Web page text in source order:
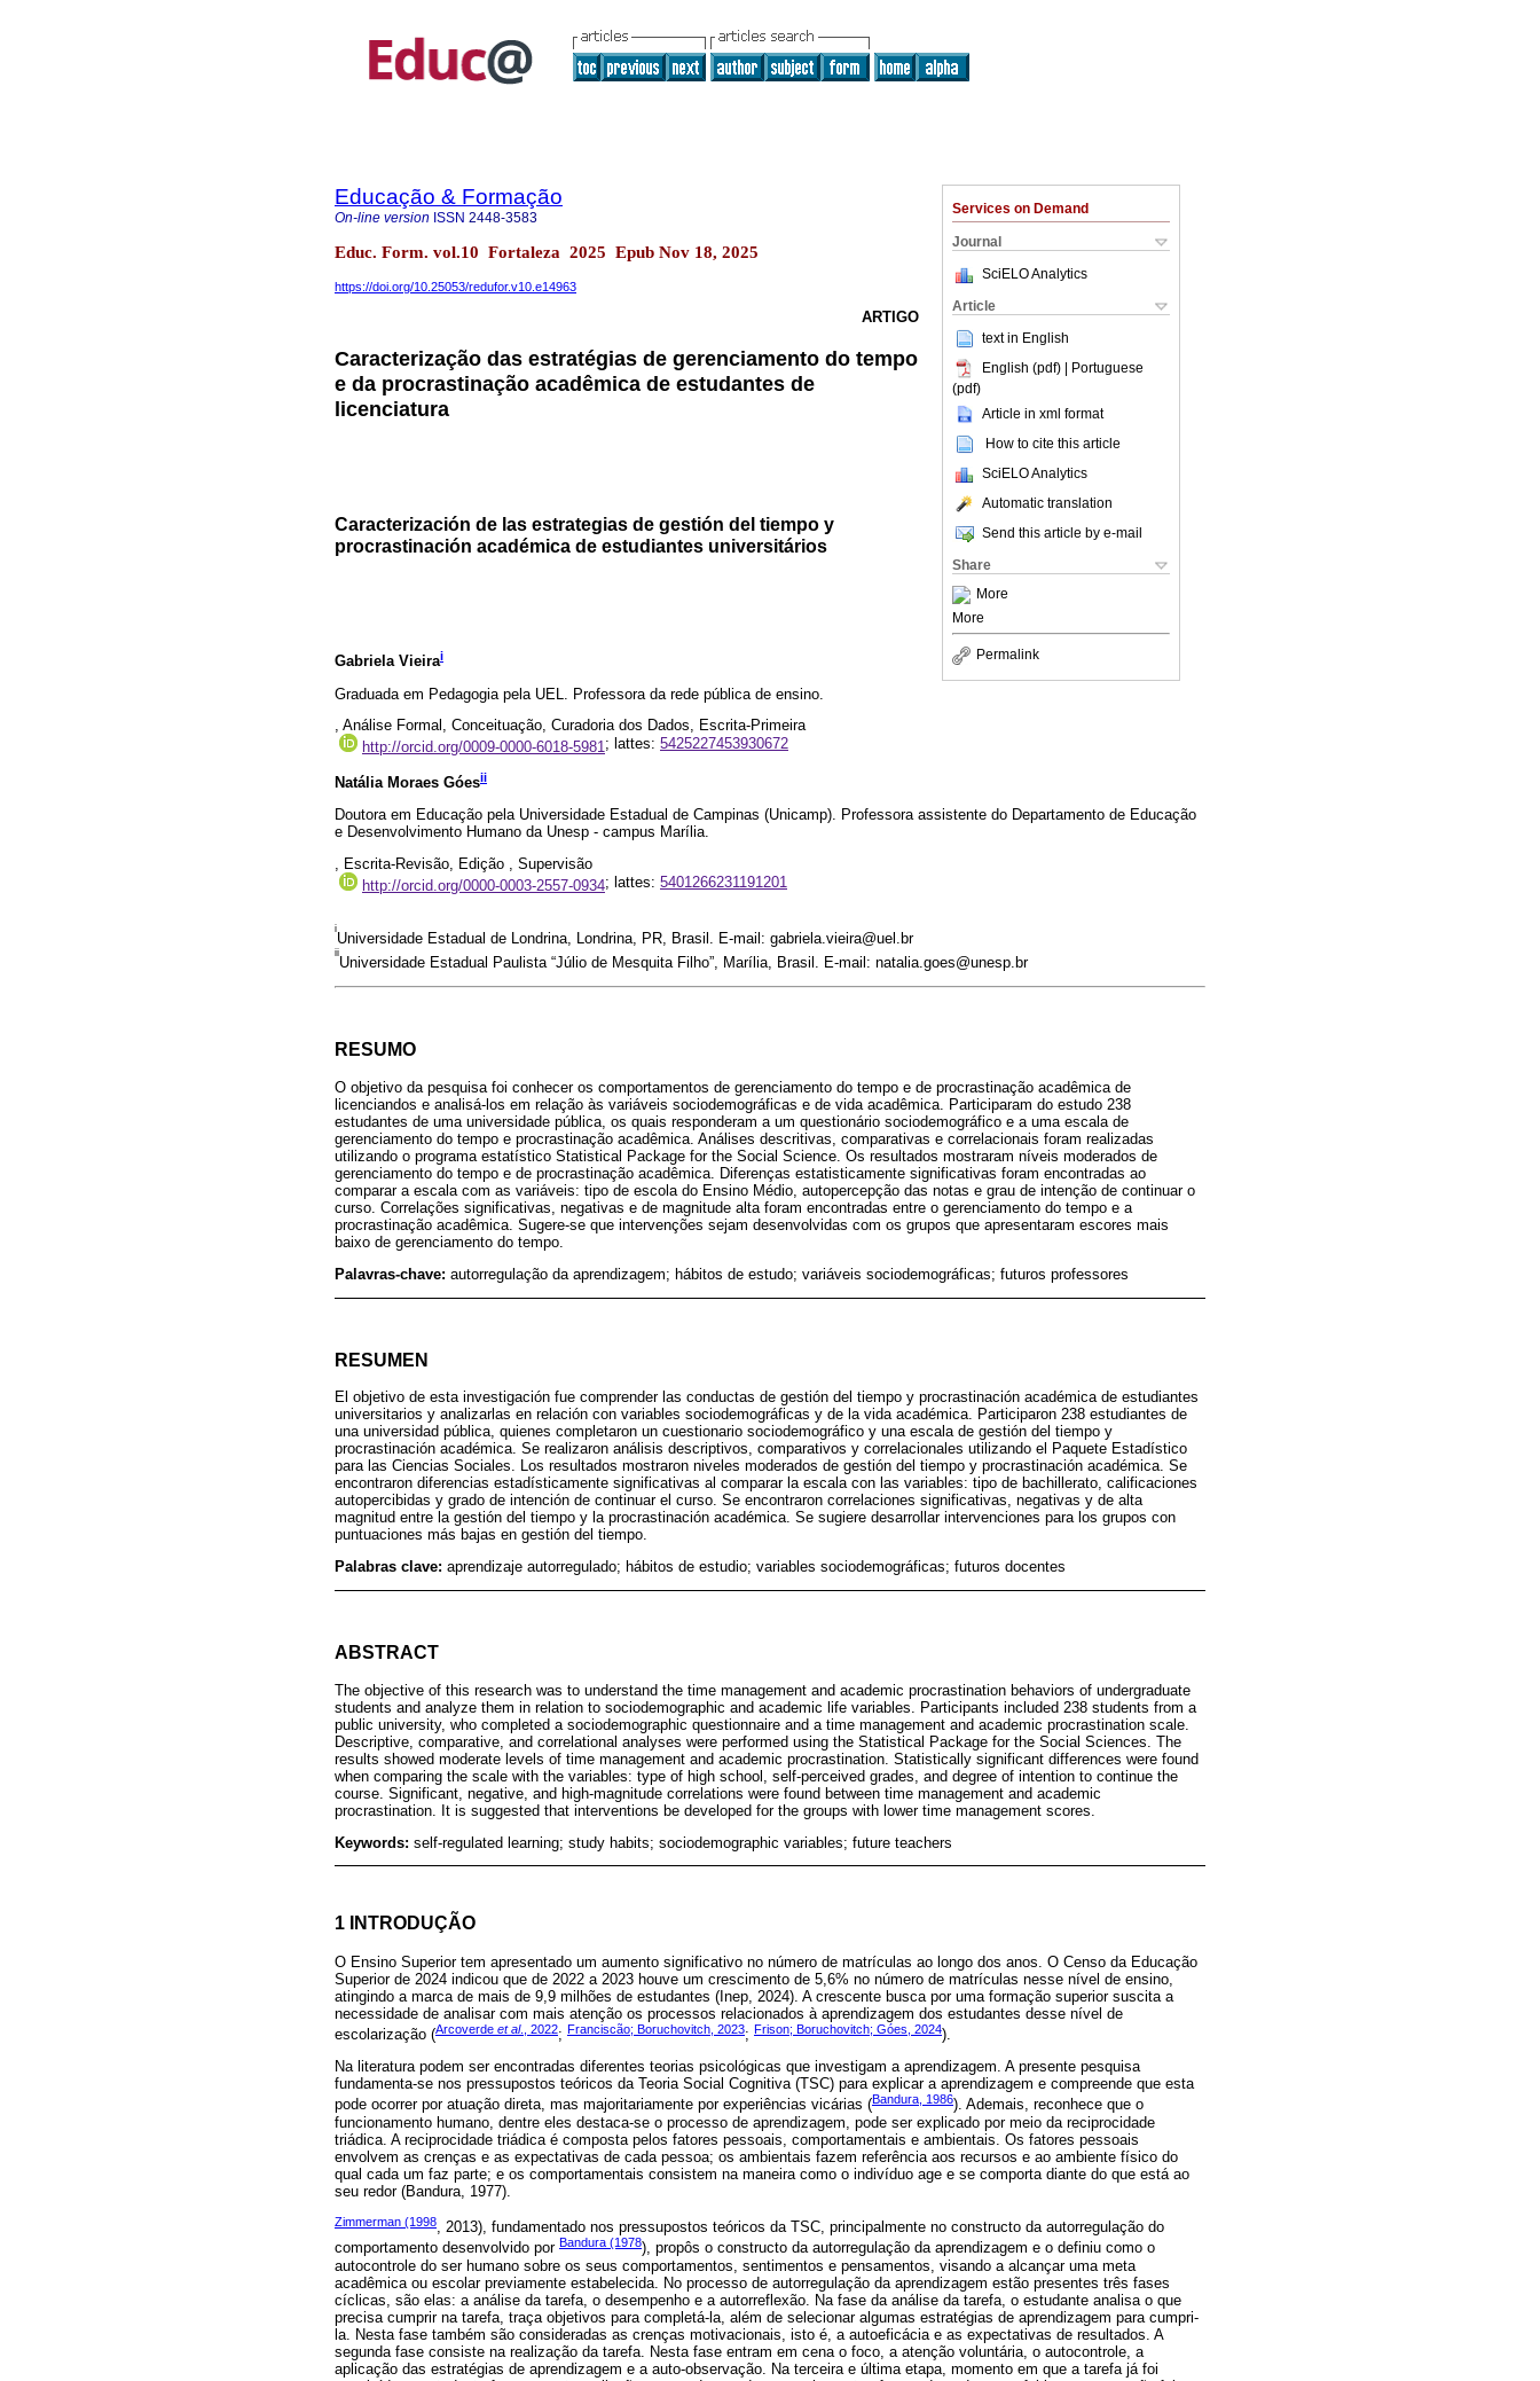
Services on Demand
Journal
SciELO Analytics
Article
text in English
English (pdf) | Portuguese
(pdf)
Article in xml format
How to cite this article
SciELO Analytics
Automatic translation
Send this article by e-mail
Share
More
More
Permalink
Educação & Formação
On-line version ISSN 2448-3583
Educ. Form. vol.10 Fortaleza 2025 Epub Nov 18, 2025
https://doi.org/10.25053/redufor.v10.e14963
ARTIGO
Caracterização das estratégias de gerenciamento do tempo
e da procrastinação acadêmica de estudantes de
licenciatura
Caracterización de las estrategias de gestión del tiempo y
procrastinación académica de estudiantes universitários
Gabriela Vieirai
Graduada em Pedagogia pela UEL. Professora da rede pública de ensino.
, Análise Formal, Conceituação, Curadoria dos Dados, Escrita-Primeira
http://orcid.org/0009-0000-6018-5981; lattes: 5425227453930672
Natália Moraes Góesii
Doutora em Educação pela Universidade Estadual de Campinas (Unicamp). Professora assistente do Departamento de Educação
e Desenvolvimento Humano da Unesp - campus Marília.
, Escrita-Revisão, Edição , Supervisão
http://orcid.org/0000-0003-2557-0934; lattes: 5401266231191201
i
Universidade Estadual de Londrina, Londrina, PR, Brasil. E-mail: gabriela.vieira@uel.br
ii
Universidade Estadual Paulista “Júlio de Mesquita Filho”, Marília, Brasil. E-mail: natalia.goes@unesp.br
RESUMO
O objetivo da pesquisa foi conhecer os comportamentos de gerenciamento do tempo e de procrastinação acadêmica de
licenciandos e analisá-los em relação às variáveis sociodemográficas e de vida acadêmica. Participaram do estudo 238
estudantes de uma universidade pública, os quais responderam a um questionário sociodemográfico e a uma escala de
gerenciamento do tempo e procrastinação acadêmica. Análises descritivas, comparativas e correlacionais foram realizadas
utilizando o programa estatístico Statistical Package for the Social Science. Os resultados mostraram níveis moderados de
gerenciamento do tempo e de procrastinação acadêmica. Diferenças estatisticamente significativas foram encontradas ao
comparar a escala com as variáveis: tipo de escola do Ensino Médio, autopercepção das notas e grau de intenção de continuar o
curso. Correlações significativas, negativas e de magnitude alta foram encontradas entre o gerenciamento do tempo e a
procrastinação acadêmica. Sugere-se que intervenções sejam desenvolvidas com os grupos que apresentaram escores mais
baixo de gerenciamento do tempo.
Palavras-chave: autorregulação da aprendizagem; hábitos de estudo; variáveis sociodemográficas; futuros professores
RESUMEN
El objetivo de esta investigación fue comprender las conductas de gestión del tiempo y procrastinación académica de estudiantes
universitarios y analizarlas en relación con variables sociodemográficas y de la vida académica. Participaron 238 estudiantes de
una universidad pública, quienes completaron un cuestionario sociodemográfico y una escala de gestión del tiempo y
procrastinación académica. Se realizaron análisis descriptivos, comparativos y correlacionales utilizando el Paquete Estadístico
para las Ciencias Sociales. Los resultados mostraron niveles moderados de gestión del tiempo y procrastinación académica. Se
encontraron diferencias estadísticamente significativas al comparar la escala con las variables: tipo de bachillerato, calificaciones
autopercibidas y grado de intención de continuar el curso. Se encontraron correlaciones significativas, negativas y de alta
magnitud entre la gestión del tiempo y la procrastinación académica. Se sugiere desarrollar intervenciones para los grupos con
puntuaciones más bajas en gestión del tiempo.
Palabras clave: aprendizaje autorregulado; hábitos de estudio; variables sociodemográficas; futuros docentes
ABSTRACT
The objective of this research was to understand the time management and academic procrastination behaviors of undergraduate
students and analyze them in relation to sociodemographic and academic life variables. Participants included 238 students from a
public university, who completed a sociodemographic questionnaire and a time management and academic procrastination scale.
Descriptive, comparative, and correlational analyses were performed using the Statistical Package for the Social Sciences. The
results showed moderate levels of time management and academic procrastination. Statistically significant differences were found
when comparing the scale with the variables: type of high school, self-perceived grades, and degree of intention to continue the
course. Significant, negative, and high-magnitude correlations were found between time management and academic
procrastination. It is suggested that interventions be developed for the groups with lower time management scores.
Keywords: self-regulated learning; study habits; sociodemographic variables; future teachers
1 INTRODUÇÃO
O Ensino Superior tem apresentado um aumento significativo no número de matrículas ao longo dos anos. O Censo da Educação
Superior de 2024 indicou que de 2022 a 2023 houve um crescimento de 5,6% no número de matrículas nesse nível de ensino,
atingindo a marca de mais de 9,9 milhões de estudantes (Inep, 2024). A crescente busca por uma formação superior suscita a
necessidade de analisar com mais atenção os processos relacionados à aprendizagem dos estudantes desse nível de
escolarização (Arcoverde et al., 2022; Franciscão; Boruchovitch, 2023; Frison; Boruchovitch; Góes, 2024).
Na literatura podem ser encontradas diferentes teorias psicológicas que investigam a aprendizagem. A presente pesquisa
fundamenta-se nos pressupostos teóricos da Teoria Social Cognitiva (TSC) para explicar a aprendizagem e compreende que esta
pode ocorrer por atuação direta, mas majoritariamente por experiências vicárias (Bandura, 1986). Ademais, reconhece que o
funcionamento humano, dentre eles destaca-se o processo de aprendizagem, pode ser explicado por meio da reciprocidade
triádica. A reciprocidade triádica é composta pelos fatores pessoais, comportamentais e ambientais. Os fatores pessoais
envolvem as crenças e as expectativas de cada pessoa; os ambientais fazem referência aos recursos e ao ambiente físico do
qual cada um faz parte; e os comportamentais consistem na maneira como o indivíduo age e se comporta diante do que está ao
seu redor (Bandura, 1977).
Zimmerman (1998, 2013), fundamentado nos pressupostos teóricos da TSC, principalmente no constructo da autorregulação do
comportamento desenvolvido por Bandura (1978), propôs o constructo da autorregulação da aprendizagem e o definiu como o
autocontrole do ser humano sobre os seus comportamentos, sentimentos e pensamentos, visando a alcançar uma meta
acadêmica ou escolar previamente estabelecida. No processo de autorregulação da aprendizagem estão presentes três fases
cíclicas, são elas: a análise da tarefa, o desempenho e a autorreflexão. Na fase da análise da tarefa, o estudante analisa o que
precisa cumprir na tarefa, traça objetivos para completá-la, além de selecionar algumas estratégias de aprendizagem para cumpri-
la. Nesta fase também são consideradas as crenças motivacionais, isto é, a autoeficácia e as expectativas de resultados. A
segunda fase consiste na realização da tarefa. Nesta fase entram em cena o foco, a atenção voluntária, o autocontrole, a
aplicação das estratégias de aprendizagem e a auto-observação. Na terceira e última etapa, momento em que a tarefa já foi